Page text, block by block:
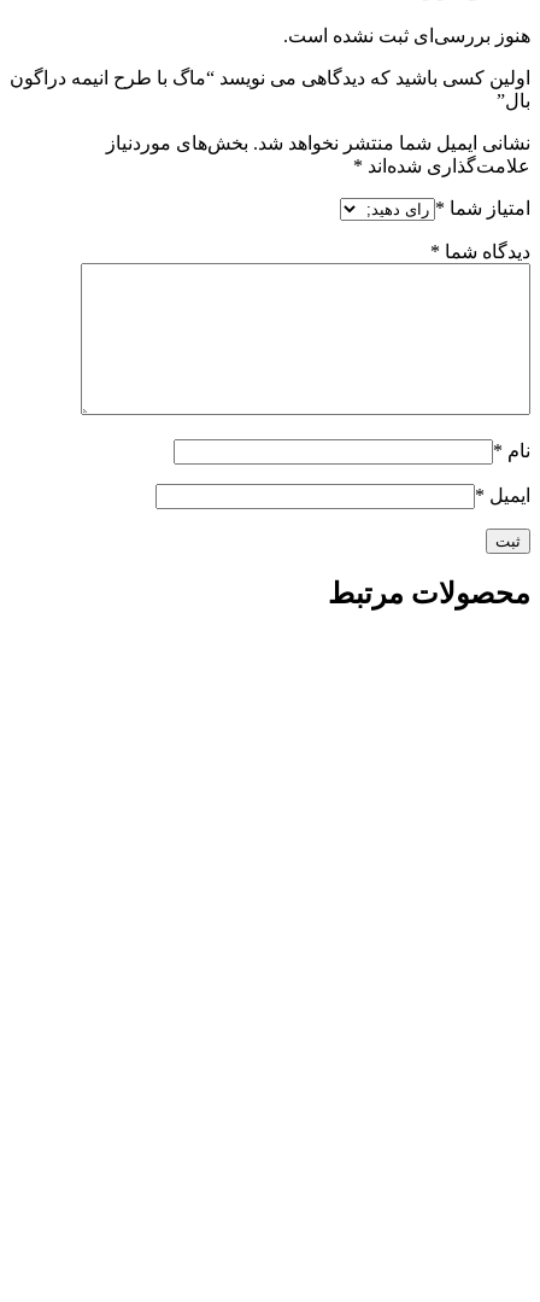
هنوز بررسی‌ای ثبت نشده است.
اولین کسی باشید که دیدگاهی می نویسد “ماگ با طرح انیمه دراگون
بال”
نشانی ایمیل شما منتشر نخواهد شد. بخش‌های موردنیاز
علامت‌گذاری شده‌اند *
امتیاز شما *
دیدگاه شما *
نام *
ایمیل *
محصولات مرتبط